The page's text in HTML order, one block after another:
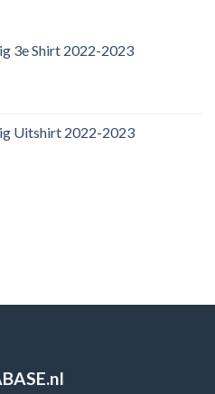
3e Shirt 2022-2023
Uitshirt 2022-2023